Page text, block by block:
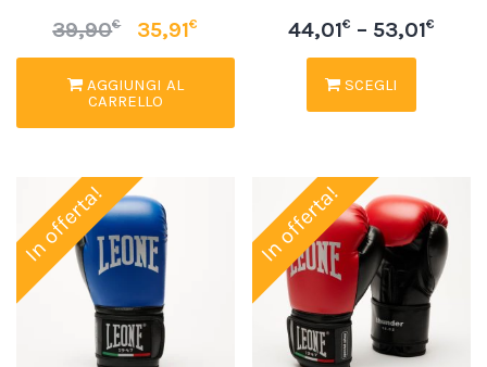
39,90€ 35,91€
AGGIUNGI AL
CARRELLO
44,01€ – 53,01€
SCEGLI
In offerta! In offerta!